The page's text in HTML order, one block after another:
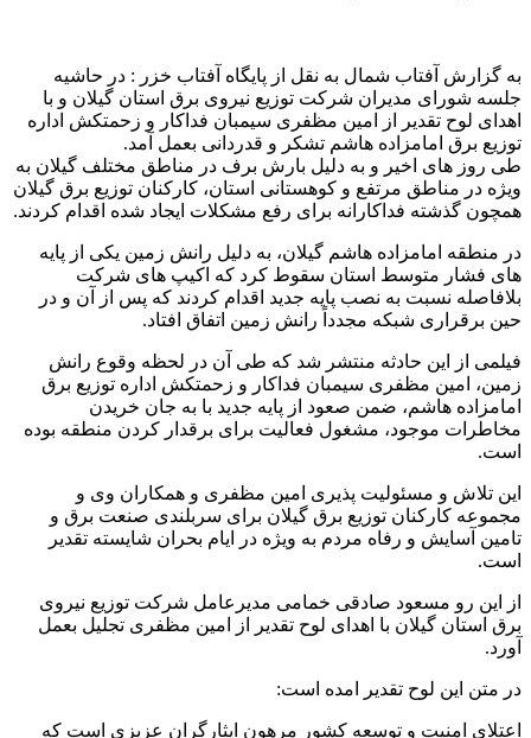
به گزارش آفتاب شمال به نقل از پایگاه آفتاب خزر : در حاشیه
جلسه شورای مدیران شرکت توزیع نیروی برق استان گیلان و با
اهدای لوح تقدیر از امین مظفری سیمبان فداکار و زحمتکش اداره
توزیع برق امامزاده هاشم تشکر و قدردانی بعمل آمد.
طی روز های اخیر و به دلیل بارش برف در مناطق مختلف گیلان به
ویژه در مناطق مرتفع و کوهستانی استان، کارکنان توزیع برق گیلان
همچون گذشته فداکارانه برای رفع مشکلات ایجاد شده اقدام کردند.
در منطقه امامزاده هاشم گیلان، به دلیل رانش زمین یکی از پایه
های فشار متوسط استان سقوط کرد که اکیپ های شرکت
بلافاصله نسبت به نصب پایه جدید اقدام کردند که پس از آن و در
حین برقراری شبکه مجدداً رانش زمین اتفاق افتاد.
فیلمی از این حادثه منتشر شد که طی آن در لحظه وقوع رانش
زمین، امین مظفری سیمبان فداکار و زحمتکش اداره توزیع برق
امامزاده هاشم، ضمن صعود از پایه جدید با به جان خریدن
مخاطرات موجود، مشغول فعالیت برای برقدار کردن منطقه بوده
است.
این تلاش و مسئولیت پذیری امین مظفری و همکاران وی و
مجموعه کارکنان توزیع برق گیلان برای سربلندی صنعت برق و
تامین آسایش و رفاه مردم به ویژه در ایام بحران شایسته تقدیر
است.
از این رو مسعود صادقی خمامی مدیرعامل شرکت توزیع نیروی
برق استان گیلان با اهدای لوح تقدیر از امین مظفری تجلیل بعمل
آورد.
در متن این لوح تقدیر امده است:
اعتلای امنیت و توسعه کشور مرهون ایثارگران عزیزی است که